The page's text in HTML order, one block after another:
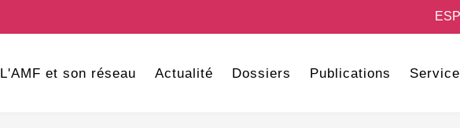
L'AMF et son réseau Actualité Dossiers Publications